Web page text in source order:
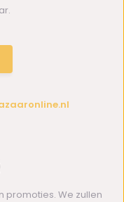
promoties. We zullen